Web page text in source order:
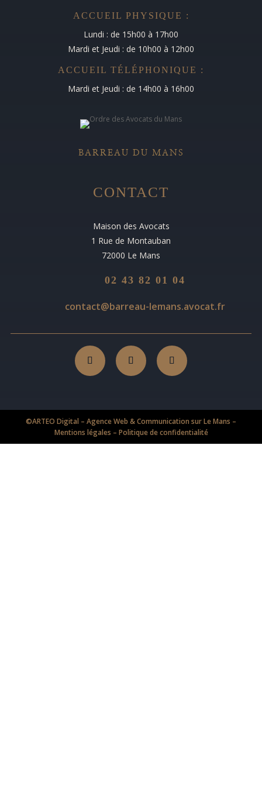
ACCUEIL PHYSIQUE :
Lundi : de 15h00 à 17h00
Mardi et Jeudi : de 10h00 à 12h00
ACCUEIL TÉLÉPHONIQUE :
Mardi et Jeudi : de 14h00 à 16h00
BARREAU DU MANS
CONTACT
Maison des Avocats
1 Rue de Montauban
72000 Le Mans
02 43 82 01 04
contact@barreau-lemans.avocat.fr
©ARTEO Digital – Agence Web & Communication sur Le Mans –
Mentions légales – Politique de confidentialité